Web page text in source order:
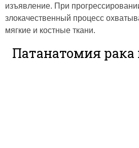
изъявление. При
злокачественный процесс
мягкие и костные ткани.
Патанатомия рака